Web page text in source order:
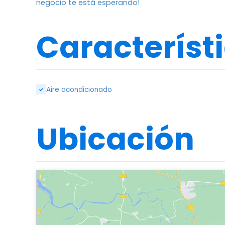
negocio te está esperando!
✓ Aire acondicionado
Ubicación